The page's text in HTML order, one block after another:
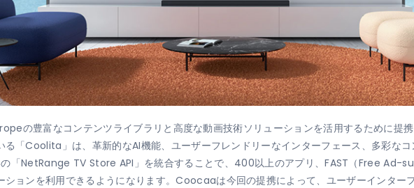
の豊富なコンテンツライブラリと高度な動画技術ソリューションを活用するために提
る「Coolita」は、革新的なAI機能、ユーザーフレンドリーなインターフェース、多彩なコ
の「NetRange TV Store API」を統合することで、400以上のアプリ、FAST（Free
ションを利用できるようになります。Coocaaは今回の提携によって、ユーザーインター